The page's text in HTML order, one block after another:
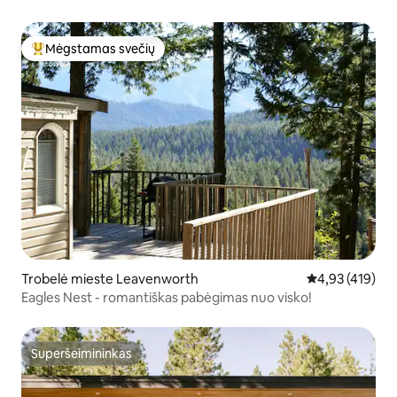
Svečių mėgstamiausias
Mėgstamas svečių
Trobelė mieste Leavenworth Vidutinis
4,93 (419)
Eagles Nest - romantiškas pabėgimas nuo visko!
Superšeimininkas
Superšeimininkas